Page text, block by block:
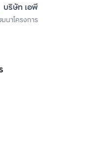
บริษัท เอพี (ไทย
แลนด์)
นาโครงการ